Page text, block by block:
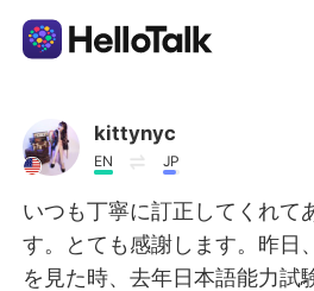
AI Grammar Checker
Indonesia
kittynyc
EN JP
いつも丁寧に訂正してくれて
す。とても感謝します。昨日
を見た時、去年日本語能力試